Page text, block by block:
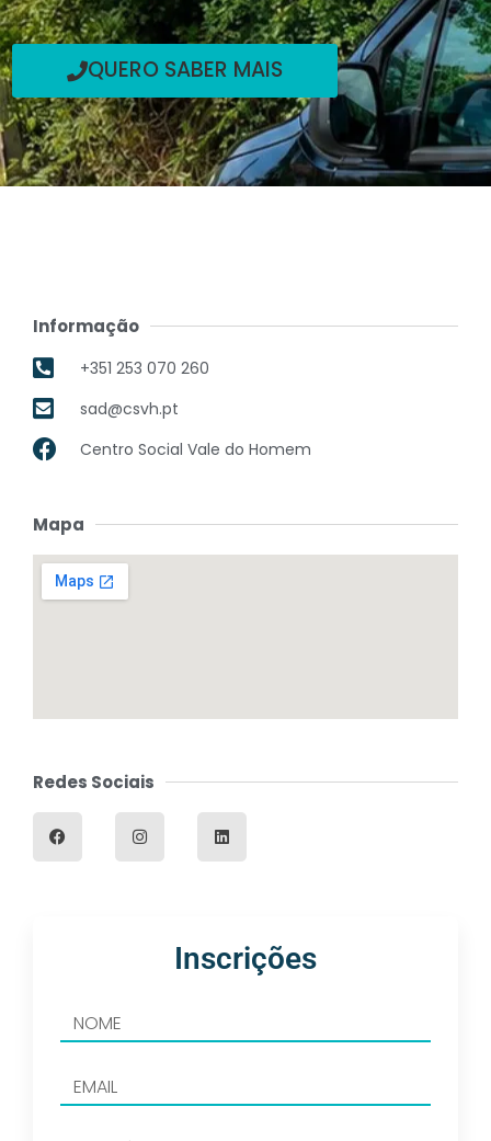
QUERO SABER MAIS
Informação
+351 253 070 260
sad@csvh.pt
Centro Social Vale do Homem
Mapa
Redes Sociais
Inscrições